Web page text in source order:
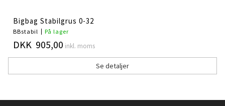
Bigbag Stabilgrus 0-32
BBstabil På lager
DKK 905,00 inkl. moms
Se detaljer